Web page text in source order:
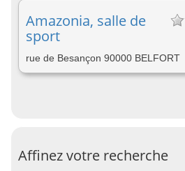
Amazonia, salle de
sport
rue de Besançon 90000 BELFORT
Affinez votre recherche